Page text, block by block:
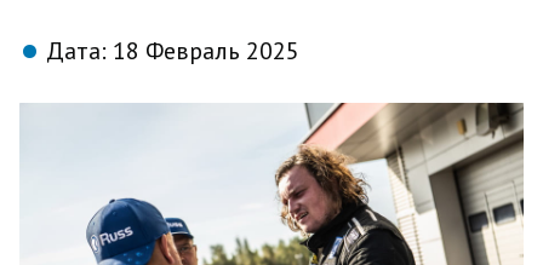
Дата: 18 Февраль 2025